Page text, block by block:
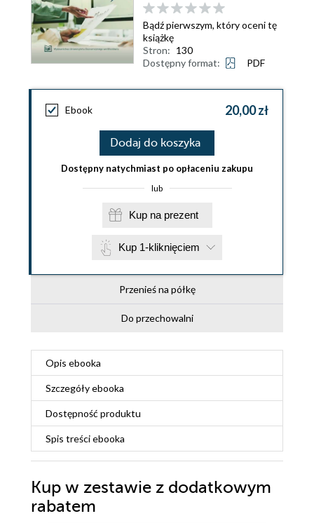
Bądź pierwszym, który oceni tę
książkę
Stron: 130
Dostępny format:
PDF
Ebook 20,00 zł
Dodaj do koszyka
Dostępny natychmiast po opłaceniu zakupu
lub
Kup na prezent
Kup 1-kliknięciem
Przenieś na półkę
Do przechowalni
Opis ebooka
Szczegółyebooka
Dostępność produktu
Spis treściebooka
Kup w zestawie z dodatkowym
rabatem